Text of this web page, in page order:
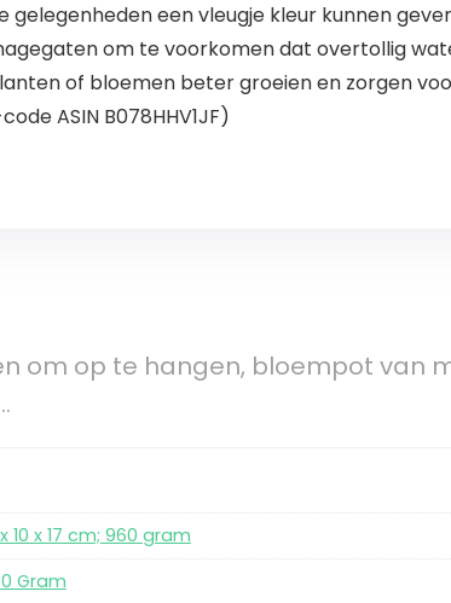
een vleugje kleur kunnen
om te voorkomen dat overtollig
of bloemen beter groeien en zorgen
ASIN B078HHV1JF)
om op te hangen, bloempot van
10 x 17 cm; 960 gram
Gram